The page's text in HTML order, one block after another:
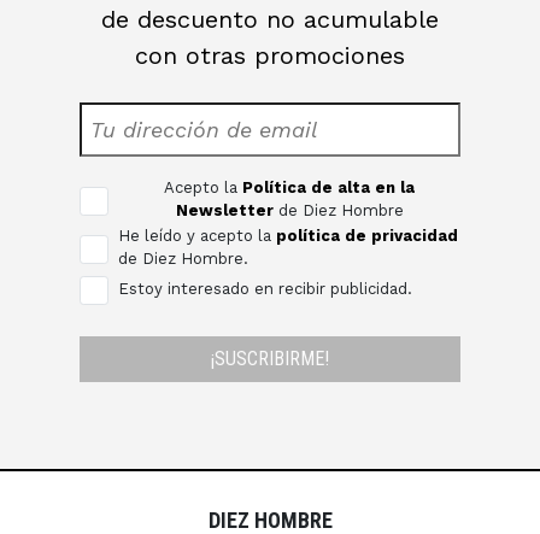
de descuento no acumulable
con otras promociones
Acepto la Política de alta en la
Newsletter de Diez Hombre
He leído y acepto la política de privacidad
de Diez Hombre.
Estoy interesado en recibir publicidad.
¡SUSCRIBIRME!
DIEZ HOMBRE